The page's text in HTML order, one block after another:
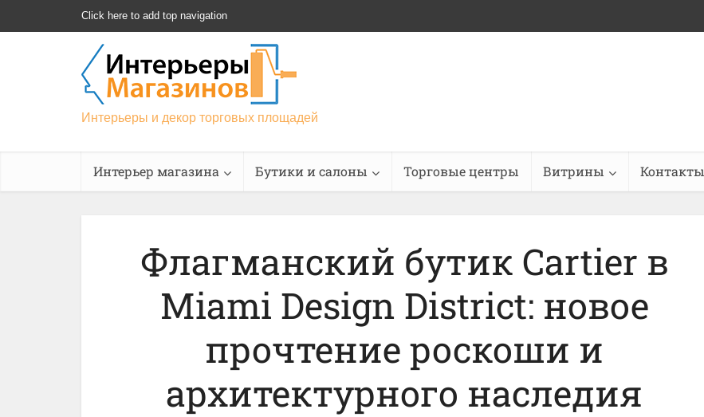
Click here to add top navigation
Интерьеры и декор торговых площадей
Интерьер магазина Бутики и салоны Торговые центры Витрины Контакты
Флагманский бутик Cartier в
Miami Design District: новое
прочтение роскоши и
архитектурного наследия